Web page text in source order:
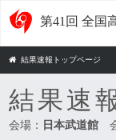
第41回 全国
結果速報トップページ
結果速
会場： 日本武道館